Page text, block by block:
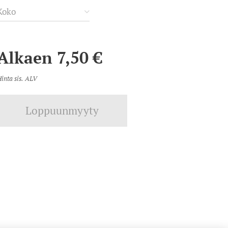
7,50€
sis. ALV
Loppuunmyyty